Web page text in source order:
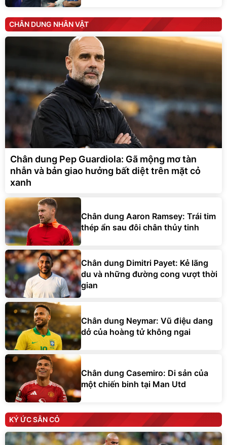
CHÂN DUNG NHÂN VẬT
Chân dung Pep Guardiola: Gã mộng mơ tàn
nhẫn và bản giao hưởng bất diệt trên mặt cỏ
xanh
Chân dung Aaron Ramsey: Trái tim
thép ẩn sau đôi chân thủy tinh
Chân dung Dimitri Payet: Kẻ lãng
du và những đường cong vượt thời
gian
Chân dung Neymar: Vũ điệu dang
dở của hoàng tử không ngai
Chân dung Casemiro: Di sản của
một chiến binh tại Man Utd
KÝ ỨC SÂN CỎ